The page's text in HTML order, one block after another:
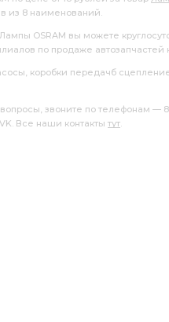
из 8 наименований.
OSRAM вы можете
по продаже автозапчастей
коробки передачб
звоните по телефонам — 8-
Все наши контакты тут.